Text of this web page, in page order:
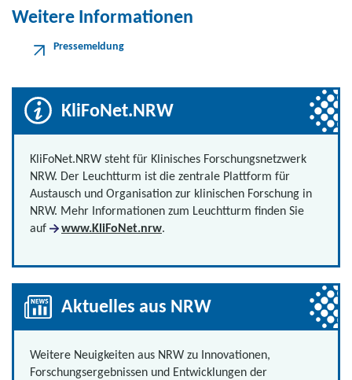
Weitere Informationen
Pressemeldung
KliFoNet.NRW
KliFoNet.NRW steht für Klinisches Forschungsnetzwerk
NRW. Der Leuchtturm ist die zentrale Plattform für
Austausch und Organisation zur klinischen Forschung in
NRW. Mehr Informationen zum Leuchtturm finden Sie
auf
www.KliFoNet.nrw.
Aktuelles aus NRW
Weitere Neuigkeiten aus NRW zu Innovationen,
Forschungsergebnissen und Entwicklungen der